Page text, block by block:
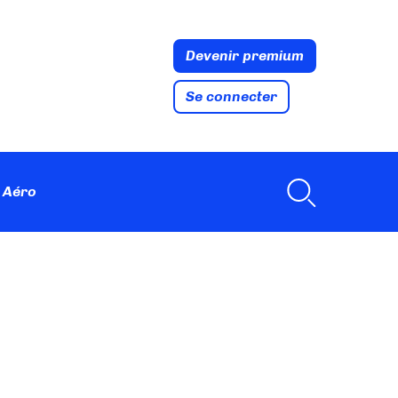
Devenir premium
Se connecter